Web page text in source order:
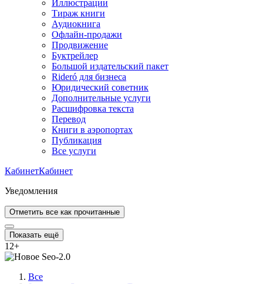
Иллюстрации
Тираж книги
Аудиокнига
Офлайн-продажи
Продвижение
Буктрейлер
Большой издательский пакет
Rideró для бизнеса
Юридический советник
Дополнительные услуги
Расшифровка текста
Перевод
Книги в аэропортах
Публикация
Все услуги
КабинетКабинет
Уведомления
Отметить все как прочитанные
Показать ещё
12+
Все